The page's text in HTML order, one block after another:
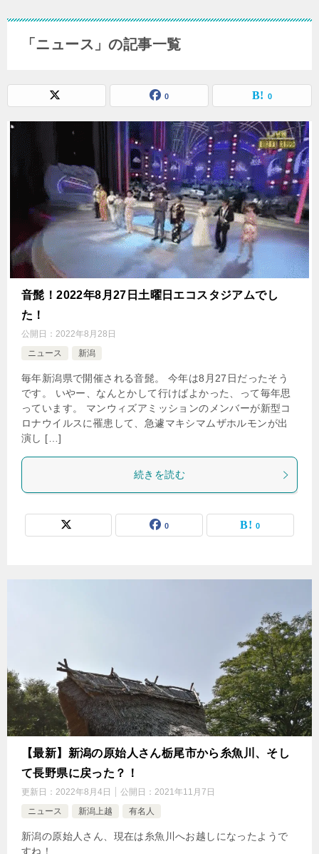
「ニュース」の記事一覧
0 0
音髭！2022年8月27日土曜日エコスタジアムでし
た！
公開日： 2022年8月28日
ニュース
新潟
毎年新潟県で開催される音髭。 今年は8月27日だったそう
です。 いやー、なんとかして行けばよかった、って毎年思
っています。 マンウィズアミッションのメンバーが新型コ
ロナウイルスに罹患して、急遽マキシマムザホルモンが出
演し […]
続きを読む
0 0
【最新】新潟の原始人さん栃尾市から糸魚川、そし
て長野県に戻った？！
更新日： 2022年8月4日 公開日： 2021年11月7日
ニュース
新潟上越 有名人
新潟の原始人さん、現在は糸魚川へお越しになったようで
すね！